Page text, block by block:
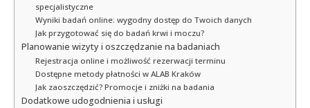
specjalistyczne
Wyniki badań online: wygodny dostęp do Twoich danych
Jak przygotować się do badań krwi i moczu?
Planowanie wizyty i oszczędzanie na badaniach
Rejestracja online i możliwość rezerwacji terminu
Dostępne metody płatności w ALAB Kraków
Jak zaoszczędzić? Promocje i zniżki na badania
Dodatkowe udogodnienia i usługi